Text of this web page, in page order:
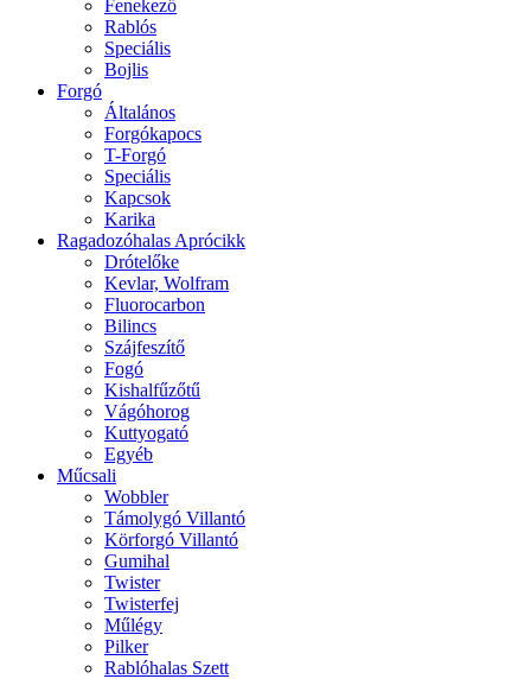
Fenekező
Rablós
Speciális
Bojlis
Forgó
Általános
Forgókapocs
T-Forgó
Speciális
Kapcsok
Karika
Ragadozóhalas Aprócikk
Drótelőke
Kevlar, Wolfram
Fluorocarbon
Bilincs
Szájfeszítő
Fogó
Kishalfűzőtű
Vágóhorog
Kuttyogató
Egyéb
Műcsali
Wobbler
Támolygó Villantó
Körforgó Villantó
Gumihal
Twister
Twisterfej
Műlégy
Pilker
Rablóhalas Szett